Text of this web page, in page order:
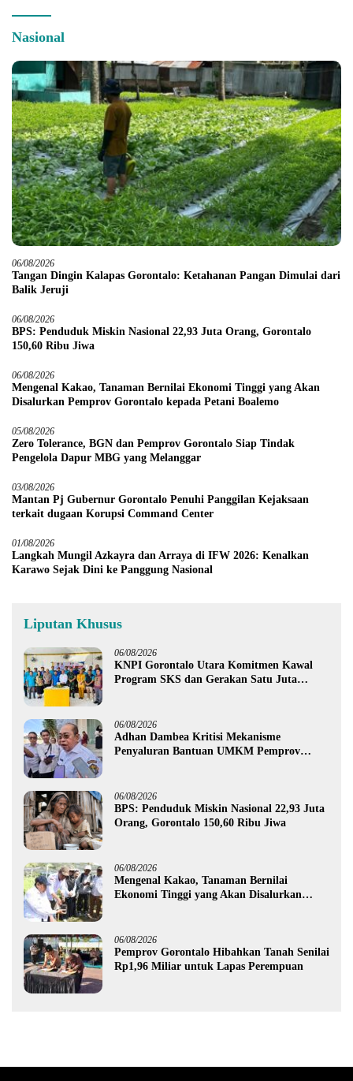
Nasional
06/08/2026
Tangan Dingin Kalapas Gorontalo: Ketahanan Pangan Dimulai dari
Balik Jeruji
06/08/2026
BPS: Penduduk Miskin Nasional 22,93 Juta Orang, Gorontalo
150,60 Ribu Jiwa
06/08/2026
Mengenal Kakao, Tanaman Bernilai Ekonomi Tinggi yang Akan
Disalurkan Pemprov Gorontalo kepada Petani Boalemo
05/08/2026
Zero Tolerance, BGN dan Pemprov Gorontalo Siap Tindak
Pengelola Dapur MBG yang Melanggar
03/08/2026
Mantan Pj Gubernur Gorontalo Penuhi Panggilan Kejaksaan
terkait dugaan Korupsi Command Center
01/08/2026
Langkah Mungil Azkayra dan Arraya di IFW 2026: Kenalkan
Karawo Sejak Dini ke Panggung Nasional
Liputan Khusus
06/08/2026
KNPI Gorontalo Utara Komitmen Kawal
Program SKS dan Gerakan Satu Juta
06/08/2026
Adhan Dambea Kritisi Mekanisme
Penyaluran Bantuan UMKM Pemprov
06/08/2026
BPS: Penduduk Miskin Nasional 22,93 Juta
Orang, Gorontalo 150,60 Ribu Jiwa
06/08/2026
Mengenal Kakao, Tanaman Bernilai
Ekonomi Tinggi yang Akan Disalurkan
06/08/2026
Pemprov Gorontalo Hibahkan Tanah Senilai
Rp1,96 Miliar untuk Lapas Perempuan